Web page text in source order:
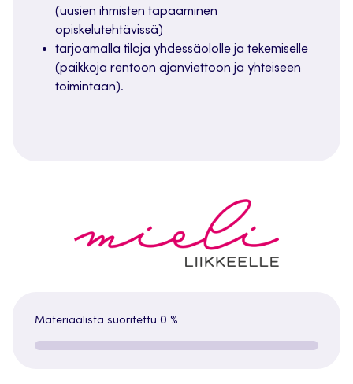
(uusien ihmisten tapaaminen
opiskelutehtävissä)
tarjoamalla tiloja yhdessäololle ja tekemiselle
(paikkoja rentoon ajanviettoon ja yhteiseen
toimintaan).
Materiaalista suoritettu 0 %